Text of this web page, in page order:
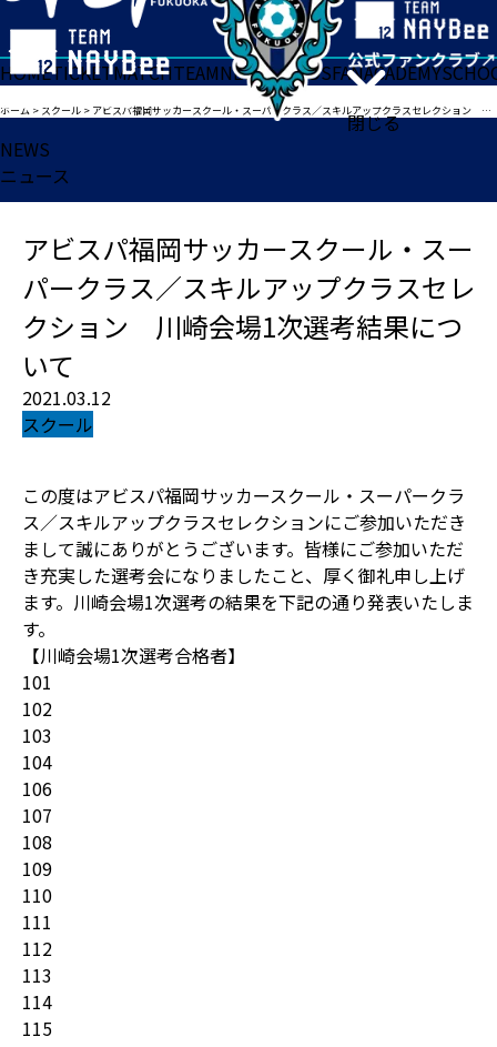
閉じる
HOMETICKETMATCHTEAMNEWSGOODSFANACADEMY
ホーム > スクール > アビスパ福岡サッカースクール・スーパークラス／スキルアップクラスセレクション 川崎会場1次選考結果について
NEWS
ニュース
アビスパ福岡サッカースクール・スー
パークラス／スキルアップクラスセレ
クション 川崎会場1次選考結果につ
いて
2021.03.12
スクール
この度はアビスパ福岡サッカースクール・スーパークラ
ス／スキルアップクラスセレクションにご参加いただき
まして誠にありがとうございます。皆様にご参加いただ
き充実した選考会になりましたこと、厚く御礼申し上げ
ます。川崎会場1次選考の結果を下記の通り発表いたしま
す。
【川崎会場1次選考合格者】
101
102
103
104
106
107
108
109
110
111
112
113
114
115